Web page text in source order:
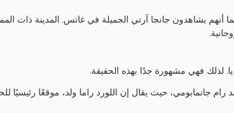
أنهم يشاهدون جانجا آرتي الجميلة في غاتس. المدينة ذات
لذلك فهي مشهورة جدًا بهذه الحقيقة.
رام جانمابومي، حيث يقال إن اللورد راما ولد، موقعًا رئيسيًا